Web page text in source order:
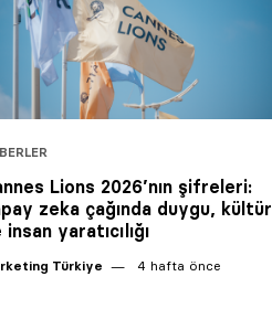
Lions 2026’nın şifreleri:
zeka çağında duygu, kültür
insan yaratıcılığı
Türkiye 4 hafta önce